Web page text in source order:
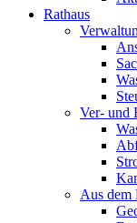
Rathaus
Ver- und
Aus dem